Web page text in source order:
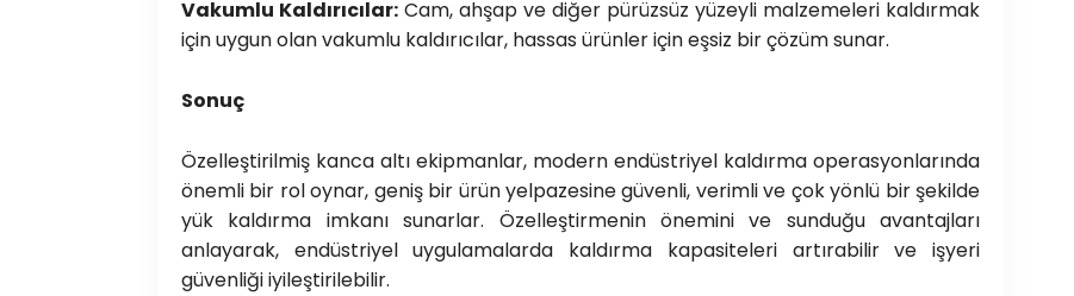
Vakumlu Kaldırıcılar: Cam, ahşap ve diğer pürüzsüz yüzeyli malzemeleri kaldırmak
için uygun olan vakumlu kaldırıcılar, hassas ürünler için eşsiz bir çözüm sunar.
Sonuç
Özelleştirilmiş kanca altı ekipmanlar, modern endüstriyel kaldırma operasyonlarında
önemli bir rol oynar, geniş bir ürün yelpazesine güvenli, verimli ve çok yönlü bir şekilde
yük kaldırma imkanı sunarlar. Özelleştirmenin önemini ve sunduğu avantajları
anlayarak, endüstriyel uygulamalarda kaldırma kapasiteleri artırabilir ve işyeri
güvenliği iyileştirilebilir.